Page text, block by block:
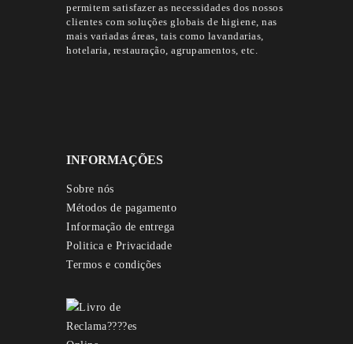
permitem satisfazer as necessidades dos nossos
clientes com soluções globais de higiene, nas
mais variadas áreas, tais como lavandarias,
hotelaria, restauração, agrupamentos, etc.
INFORMAÇÕES
Sobre nós
Métodos de pagamento
Informação de entrega
Politica e Privacidade
Termos e condições